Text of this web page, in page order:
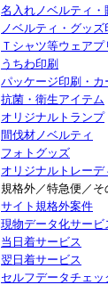
名入れノベルティ・
ノベルティ・グッズ
Ｔシャツ等ウェアプ
うちわ印刷
パッケージ印刷・カ
抗菌・衛生アイテム
オリジナルトランプ
間伐材ノベルティ
フォトグッズ
オリジナルトレーデ
規格外／特急便／そ
サイト規格外案件
現物データ化サービ
当日着サービス
翌日着サービス
セルフデータチェッ